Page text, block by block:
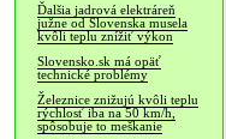
Ďalšia jadrová elektráreň
južne od Slovenska musela
kvôli teplu znížiť výkon
Slovensko.sk má opäť
technické problémy
Železnice znižujú kvôli teplu
rýchlosť iba na 50 km/h,
spôsobuje to meškanie